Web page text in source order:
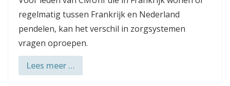
regelmatig tussen Frankrijk en Nederland
pendelen, kan het verschil in zorgsystemen
vragen oproepen.
Lees meer …